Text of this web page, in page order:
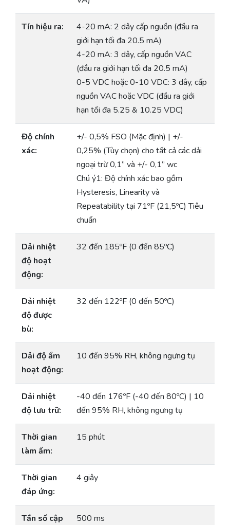
Tín hiệu ra:
4-20 mA: 2 dây cấp nguồn (đầu ra
giới hạn tối đa 20.5 mA)
4-20 mA: 3 dây, cấp nguồn VAC
(đầu ra giới hạn tối đa 20.5 mA)
0-5 VDC hoặc 0-10 VDC: 3 dây, cấp
nguồn VAC hoặc VDC (đầu ra giới
hạn tối đa 5.25 & 10.25 VDC)
Độ chính
xác:
+/- 0,5% FSO (Mặc định) | +/-
0,25% (Tùy chọn) cho tất cả các dải
ngoại trừ 0,1” và +/- 0,1” wc
Chú ý1: Độ chính xác bao gồm
Hysteresis, Linearity và
Repeatability tại 71ºF (21,5ºC) Tiêu
chuẩn
Dải nhiệt
độ hoạt
động:
32 đến 185ºF (0 đến 85ºC)
Dải nhiệt
độ được
bù:
32 đến 122ºF (0 đến 50ºC)
Dải độ ẩm
hoạt động:
10 đến 95% RH, không ngưng tụ
Dải nhiệt
độ lưu trữ:
-40 đến 176ºF (-40 đến 80ºC) | 10
đến 95% RH, không ngưng tụ
Thời gian
làm ấm:
15 phút
Thời gian
đáp ứng:
4 giây
Tần số cập
500 ms